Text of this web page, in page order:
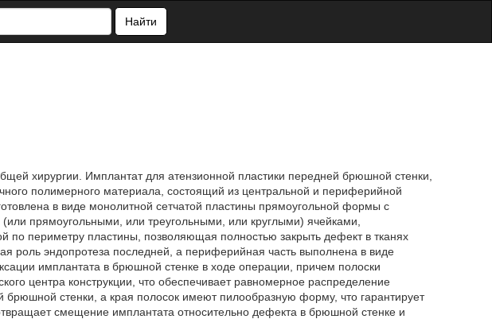
Найти
хирургии. Имплантат для атензионной пластики передней брюшной стенки,
полимерного материала, состоящий из центральной и периферийной
в виде монолитной сетчатой пластины прямоугольной формы с
прямоугольными, или треугольными, или круглыми) ячейками,
по периметру пластины, позволяющая полностью закрыть дефект в тканях
роль эндопротеза последней, а периферийная часть выполнена в виде
имплантата в брюшной стенке в ходе операции, причем полоски
центра конструкции, что обеспечивает равномерное распределение
брюшной стенки, а края полосок имеют пилообразную форму, что гарантирует
смещение имплантата относительно дефекта в брюшной стенке и